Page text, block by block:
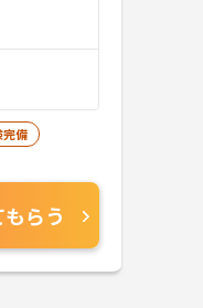
完備
らう